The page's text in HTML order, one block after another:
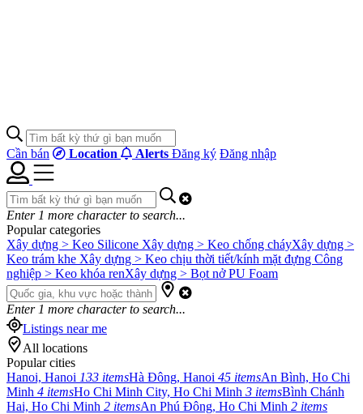
Cần bán Location Alerts Đăng ký Đăng nhập
Enter 1 more character to search...
Popular categories
Xây dựng > Keo Silicone Xây dựng > Keo chống cháyXây dựng >
Keo trám khe Xây dựng > Keo chịu thời tiết/kính mặt đựng Công
nghiệp > Keo khóa renXây dựng > Bọt nở PU Foam
Enter 1 more character to search...
Listings near me
All locations
Popular cities
Hanoi, Hanoi 133 itemsHà Đông, Hanoi 45 itemsAn Bình, Ho Chi
Minh 4 itemsHo Chi Minh City, Ho Chi Minh 3 itemsBình Chánh
Hai, Ho Chi Minh 2 itemsAn Phú Đông, Ho Chi Minh 2 items